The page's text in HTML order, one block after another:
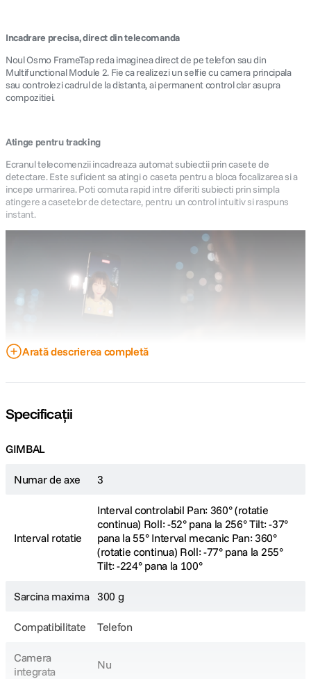
Incadrare precisa, direct din telecomanda
Noul Osmo FrameTap reda imaginea direct de pe telefon sau din
Multifunctional Module 2. Fie ca realizezi un selfie cu camera principala
sau controlezi cadrul de la distanta, ai permanent control clar asupra
compozitiei.
Atinge pentru tracking
Ecranul telecomenzii incadreaza automat subiectii prin casete de
detectare. Este suficient sa atingi o caseta pentru a bloca focalizarea si a
incepe urmarirea. Poti comuta rapid intre diferiti subiecti prin simpla
atingere a casetelor de detectare, pentru un control intuitiv si raspuns
instant.
Controleaza direct lumina de umplere a Multifunctional Module 2 prin
pentru temperatura de culoare, poti adapta iluminarea oricarui mediu
Control intuitiv prin joystick
Arată descrierea completă
Specificații
GIMBAL
Numar de axe 3
Interval rotatie
Interval controlabil Pan: 360° (rotatie
continua) Roll: -52° pana la 256° Tilt: -37°
pana la 55° Interval mecanic Pan: 360°
(rotatie continua) Roll: -77° pana la 255°
Tilt: -224° pana la 100°
Sarcina maxima 300 g
Compatibilitate Telefon
Camera
integrata
Nu